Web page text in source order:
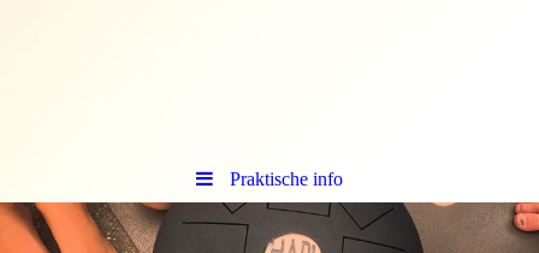
Praktische info